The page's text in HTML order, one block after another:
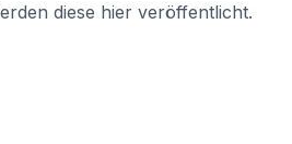
diese hier veröffentlicht.